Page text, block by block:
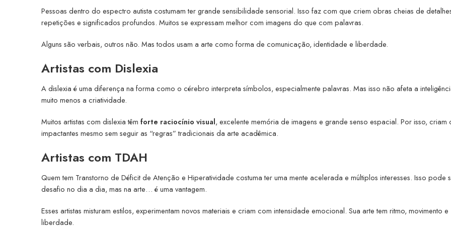
Pessoas dentro do espectro autista costumam ter grande sensibilidade sensorial. Isso faz com que criem obras cheias de
repetições e significados profundos. Muitos se expressam melhor com imagens do que com palavras.
Alguns são verbais, outros não. Mas todos usam a arte como forma de comunicação, identidade e liberdade.
Artistas com Dislexia
A dislexia é uma diferença na forma como o cérebro interpreta símbolos, especialmente palavras. Mas isso não afeta a
muito menos a criatividade.
Muitos artistas com dislexia têm forte raciocínio visual, excelente memória de imagens e grande senso espacial. Por isso, criam
impactantes mesmo sem seguir as “regras” tradicionais da arte acadêmica.
Artistas com TDAH
Quem tem Transtorno de Déficit de Atenção e Hiperatividade costuma ter uma mente acelerada e múltiplos interesses. Isso pode
desafio no dia a dia, mas na arte… é uma vantagem.
Esses artistas misturam estilos, experimentam novos materiais e criam com intensidade emocional. Sua arte tem ritmo, movimento e
liberdade.